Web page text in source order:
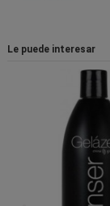
Le puede interesar